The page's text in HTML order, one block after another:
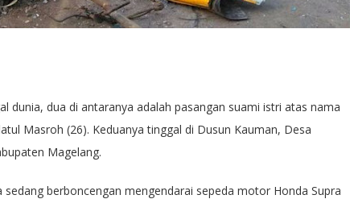
dunia, dua di antaranya adalah pasangan suami istri atas nama
Masroh (26). Keduanya tinggal di Dusun Kauman, Desa
Magelang.
berboncengan mengendarai sepeda motor Honda Supra